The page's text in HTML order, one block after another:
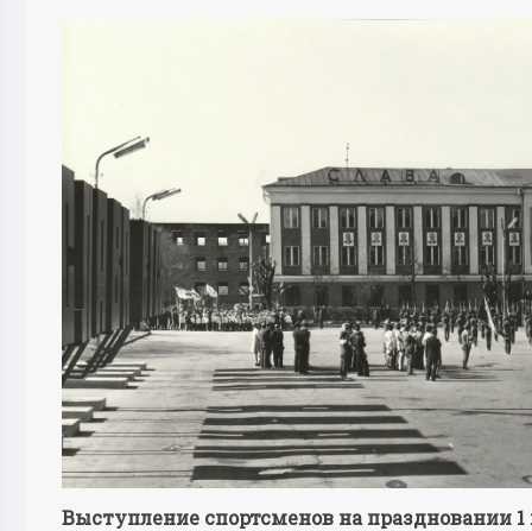
Выступление спортсменов на праздновании 1